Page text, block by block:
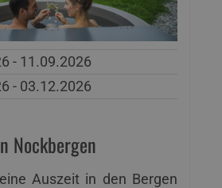
- 11.09.2026
- 03.12.2026
Nockbergen
Auszeit in den Bergen